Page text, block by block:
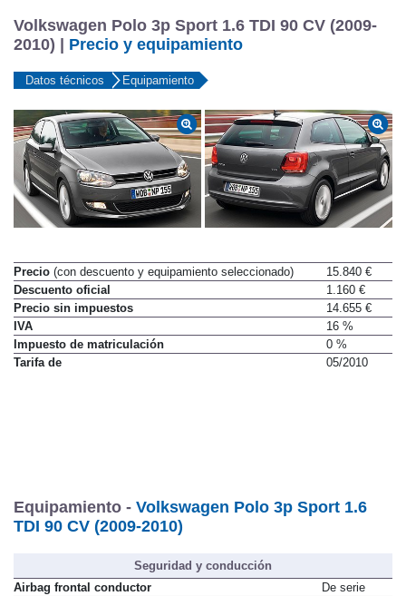
Volkswagen Polo 3p Sport 1.6 TDI 90 CV (2009-
2010) | Precio y equipamiento
Datos técnicos Equipamiento
Precio (con descuento y equipamiento seleccionado)
15.840 €
Descuento oficial
1.160 €
Precio sin impuestos
14.655 €
IVA
16 %
Impuesto de matriculación
0 %
Tarifa de
05/2010
Equipamiento - Volkswagen Polo 3p Sport 1.6
TDI 90 CV (2009-2010)
Seguridad y conducción
Airbag frontal conductor
De serie